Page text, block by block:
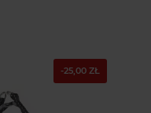
-25,00 ZŁ